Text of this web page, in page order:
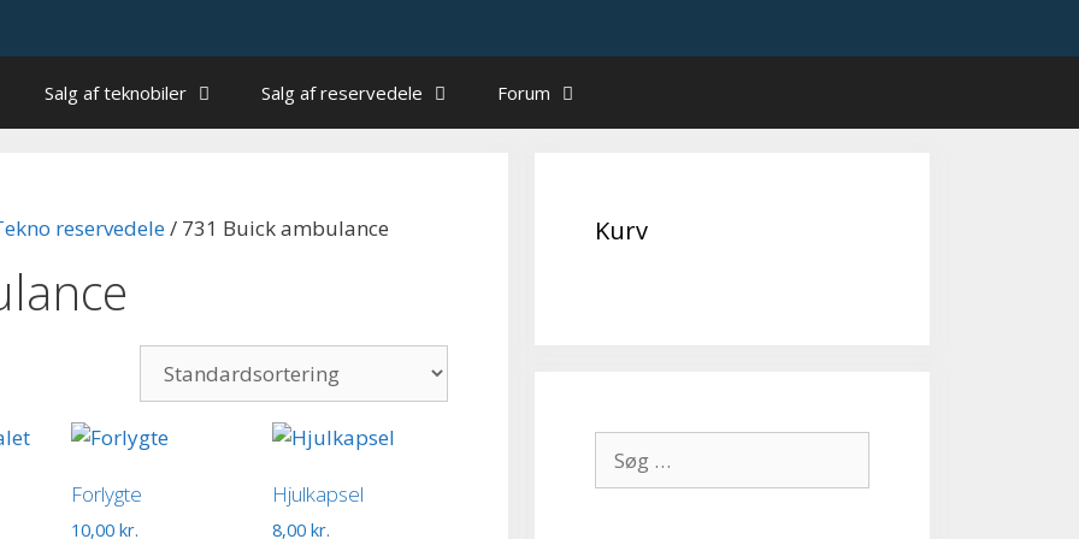
Salg af teknobiler Salg af reservedele Forum
reservedele/ 731 Buick ambulance
Forlygte
10,00 kr.
Hjulkapsel
8,00kr.
Kurv
efter: